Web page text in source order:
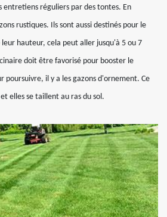
entretiens réguliers par des tontes. En
rustiques. Ils sont aussi destinés pour le
hauteur, cela peut aller jusqu'à 5 ou 7
doit être favorisé pour booster le
poursuivre, il y a les gazons d'ornement. Ce
elles se taillent au ras du sol.